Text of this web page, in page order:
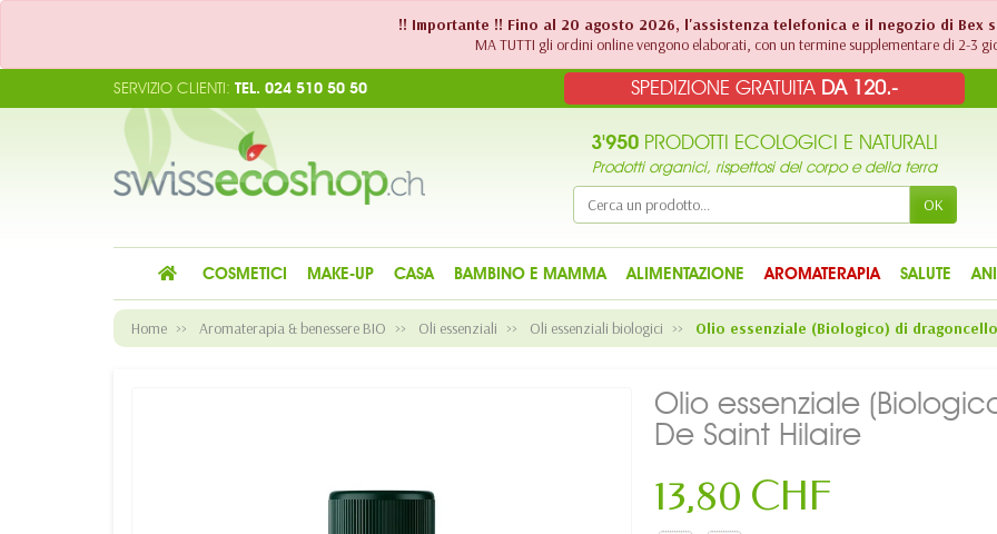
!! Importante !! Fino al 20 agosto 2026, l'assistenza telefonica e il negozio di Bex
MA TUTTI gli ordini online vengono elaborati, con un termine supplementare di 2-3
SPEDIZIONE GRATUITA DA 120.-
SERVIZIO CLIENTI: TEL. 024 510 50 50
3'950 PRODOTTI ECOLOGICI E NATURALI
Prodotti organici, rispettosi del corpo e della terra
OK
COSMETICI MAKE-UP CASA BAMBINO E MAMMA ALIMENTAZIONE AROMATERAPIA SALUTE
Home Aromaterapia & benessere BIO Oli essenziali Oli essenziali biologici Olio essenziale (Biologico) di
Olio essenziale
De Saint Hilaire
13,80 CHF